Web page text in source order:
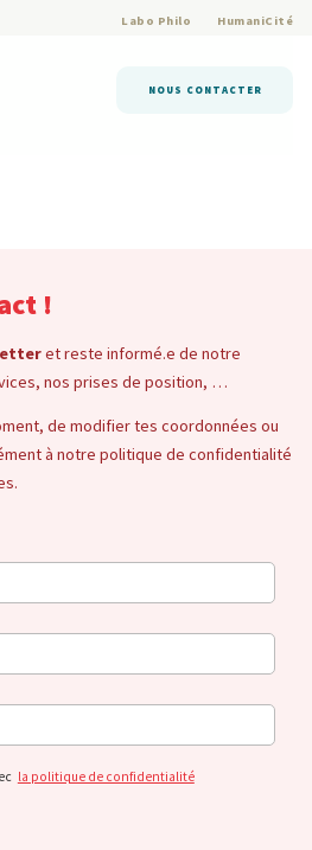
Labo Philo HumaniCité
NOUS CONTACTER
!
et reste informé.e de notre
nos prises de position, …
de modifier tes coordonnées ou
à notre politique de confidentialité
la politique de confidentialité